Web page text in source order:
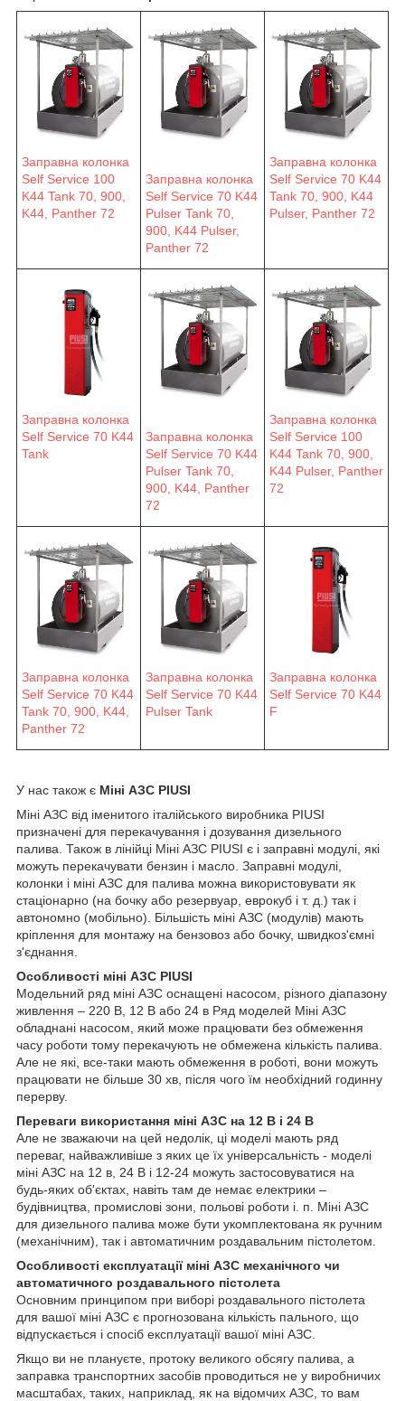
Заправна колонка
Self Service 100
K44 Tank 70, 900,
K44, Panther 72
Заправна колонка
Self Service 70 K44
Pulser Tank 70,
900, K44 Pulser,
Panther 72
Заправна колонка
Self Service 70 K44
Tank 70, 900, K44
Pulser, Panther 72
Заправна колонка
Self Service 70 K44
Tank
Заправна колонка
Self Service 70 K44
Pulser Tank 70,
900, K44, Panther
72
Заправна колонка
Self Service 100
K44 Tank 70, 900,
K44 Pulser, Panther
72
Заправна колонка
Self Service 70 K44
Tank 70, 900, K44,
Panther 72
Заправна колонка
Self Service 70 K44
Pulser Tank
Заправна колонка
Self Service 70 K44
F
У нас також є Міні АЗС PIUSI
Міні АЗС від іменитого італійського виробника PIUSI
призначені для перекачування і дозування дизельного
палива. Також в лінійці Міні АЗС PIUSI є і заправні модулі, які
можуть перекачувати бензин і масло. Заправні модулі,
колонки і міні АЗС для палива можна використовувати як
стаціонарно (на бочку або резервуар, еврокуб і т. д.) так і
автономно (мобільно). Більшість міні АЗС (модулів) мають
кріплення для монтажу на бензовоз або бочку, швидкоз'ємні
з'єднання.
Особливості міні АЗС PIUSI
Модельний ряд міні АЗС оснащені насосом, різного діапазону
живлення – 220 В, 12 В або 24 в Ряд моделей Міні АЗС
обладнані насосом, який може працювати без обмеження
часу роботи тому перекачують не обмежена кількість палива.
Але не які, все-таки мають обмеження в роботі, вони можуть
працювати не більше 30 хв, після чого їм необхідний годинну
перерву.
Переваги використання міні АЗС на 12 В і 24 В
Але не зважаючи на цей недолік, ці моделі мають ряд
переваг, найважливіше з яких це їх універсальність - моделі
міні АЗС на 12 в, 24 В і 12-24 можуть застосовуватися на
будь-яких об'єктах, навіть там де немає електрики –
будівництва, промислові зони, польові роботи і. п. Міні АЗС
для дизельного палива може бути укомплектована як ручним
(механічним), так і автоматичним роздавальним пістолетом.
Особливості експлуатації міні АЗС механічного чи
автоматичного роздавального пістолета
Основним принципом при виборі роздавального пістолета
для вашої міні АЗС є прогнозована кількість пального, що
відпускається і спосіб експлуатації вашої міні АЗС.
Якщо ви не плануєте, протоку великого обсягу палива, а
заправка транспортних засобів проводиться не у виробничих
масштабах, таких, наприклад, як на відомчих АЗС, то вам